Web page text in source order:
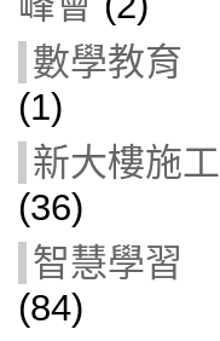
數學教育
(1)
新大樓施工
(36)
智慧學習
(84)